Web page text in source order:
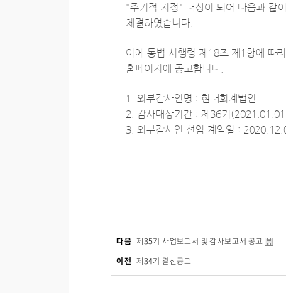
"주기적 지정" 대상이 되어 다음과 같
체결하였습니다.
이에 동법 시행령 제18조 제1항에 따
홈페이지에 공고합니다.
1. 외부감사인명 : 현대회계법인
2. 감사대상기간 : 제36기
3. 외부감사인 선임 계약일 :
다음 제35기 사업보고서 및 감사보고서 공고
이전제34기 결산공고